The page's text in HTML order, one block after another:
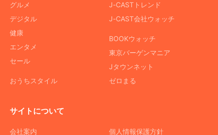
グルメ
デジタル
健康
エンタメ
セール
おうちスタイル
J-CASTトレンド
J-CAST会社ウォッチ
BOOKウォッチ
東京バーゲンマニア
Jタウンネット
ゼロまる
サイトについて
会社案内
個人情報保護方針